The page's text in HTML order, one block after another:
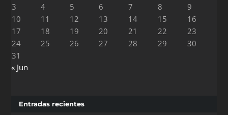
3
4 5 6 7 8
9
10
11 12 13 14 15
16
17
18 19 20 21 22
23
24
25 26 27 28 29
30
31
« Jun
Entradas recientes